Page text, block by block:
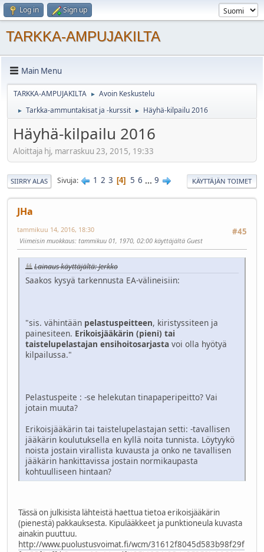
Log in Sign up
TARKKA-AMPUJAKILTA
Main Menu
TARKKA-AMPUJAKILTA ► Avoin Keskustelu
► Tarkka-ammuntakisat ja -kurssit ► Häyhä-kilpailu 2016
Häyhä-kilpailu 2016
Aloittaja hj, marraskuu 23, 2015, 19:33
SIIRRY ALAS Sivuja 1 2 3 4 5 6 ... 9 KÄYTTÄJÄN TOIMET
JHa
#45
tammikuu 14, 2016, 18:30
Viimeisin muokkaus: tammikuu 01, 1970, 02:00 käyttäjältä Guest
Lainaus käyttäjältä: Jerkko
Saakos kysyä tarkennusta EA-välineisiin:
"sis. vähintään pelastuspeitteen, kiristyssiteen ja
painesiteen. Erikoisjääkärin (pieni) tai
taistelupelastajan ensihoitosarjasta voi olla hyötyä
kilpailussa."
Pelastuspeite : -se helekutan tinapaperipeitto? Vai
jotain muuta?
Erikoisjääkärin tai taistelupelastajan setti: -tavallisen
jääkärin koulutuksella en kyllä noita tunnista. Löytyykö
noista jostain virallista kuvausta ja onko ne tavallisen
jääkärin hankittavissa jostain normikaupasta
kohtuulliseen hintaan?
Tässä on julkisista lähteistä haettua tietoa erikoisjääkärin
(pienestä) pakkauksesta. Kipulääkkeet ja punktioneula kuvasta
ainakin puuttuu.
http://www.puolustusvoimat.fi/wcm/31612f8045d583b98f29f